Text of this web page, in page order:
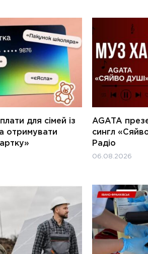
для сімей із
отримувати
AGATA
сингл
Радіо
06.08.2026